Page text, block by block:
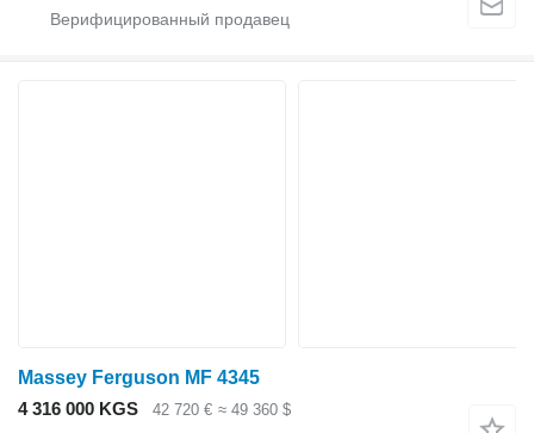
Massey Ferguson MF 4345
4 316 000 KGS
42 720 € ≈ 49 360 $